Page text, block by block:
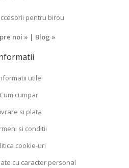
pentru birou
noi » | Blog »
utile
Cum cumpar
si plata
si conditii
cookie-uri
cu caracter personal